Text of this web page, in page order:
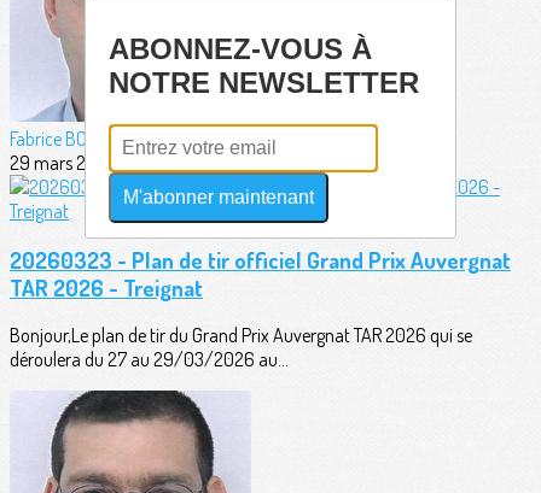
Fabrice BORDERIE
29 mars 2026
20260323 - Plan de tir officiel Grand Prix Auvergnat
TAR 2026 - Treignat
Bonjour,Le plan de tir du Grand Prix Auvergnat TAR 2026 qui se
déroulera du 27 au 29/03/2026 au...
ABONNEZ-VOUS À
NOTRE NEWSLETTER
M'abonner maintenant